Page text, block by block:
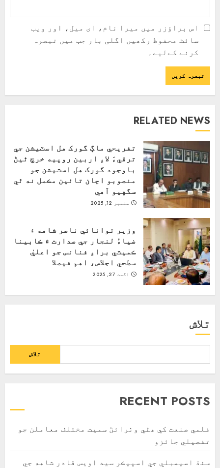
اس براؤزر میں میرا نام، ای میل، اور ویب
سائٹ محفوظ رکھیں اگلی بار جب میں تبصرہ
کرنے کےلیے۔
RELATED NEWS
تفريحي ماڳ گورک هل اسٽيشن جي
ترقيءَ لاءِ اربين روپيه خرچ ٿيڻ
باوجود گورک هل اسٽيشن جو
منصوبو اڃان تائين مڪمل نه ٿي
سگهيو آهي
ستمبر 12, 2025
وزير توانائي ناصر شاهه ۽
ضياءُ لنجار جي صدارت ۾ ڪابينا
ڪميٽي براءِ فنانس جو اعليٰ
سطحي اجلاس، اهم فيصلا
اگست 27, 2025
تلاش
تلاش
RECENT POSTS
فلمي صنعت کي ھٿي وٺرائڻ سميت مختلف معاملن جو
تفصيلي جائزو
سنڌ اسيمبلي جي اسپيڪر سيد اويس قادر شاهه جي